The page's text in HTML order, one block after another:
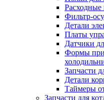
Расходные
Фильтр-
Детали
Платы
Датчики
Формы
Запчасти
Детали
Таймеры
Запчасти для